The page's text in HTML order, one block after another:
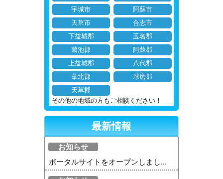
宇城市
阿蘇市
天草市
合志市
下益城郡
玉名郡
菊池郡
阿蘇郡
上益城郡
八代郡
葦北郡
球磨郡
天草郡
その他の地域の方もご相談ください！
最新情報
お知らせ
ポータルサイトをオープンしまし...